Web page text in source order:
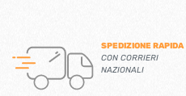
SPEDIZIONE RAPIDA
CON CORRIERI
NAZIONALI